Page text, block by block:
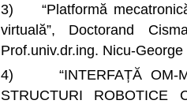
3) “Platformă
virtuală”, Doctorand
Prof.univ.dr.ing. Nicu-
4) “INTERFAȚĂ OM-
STRUCTURI ROBOTICE